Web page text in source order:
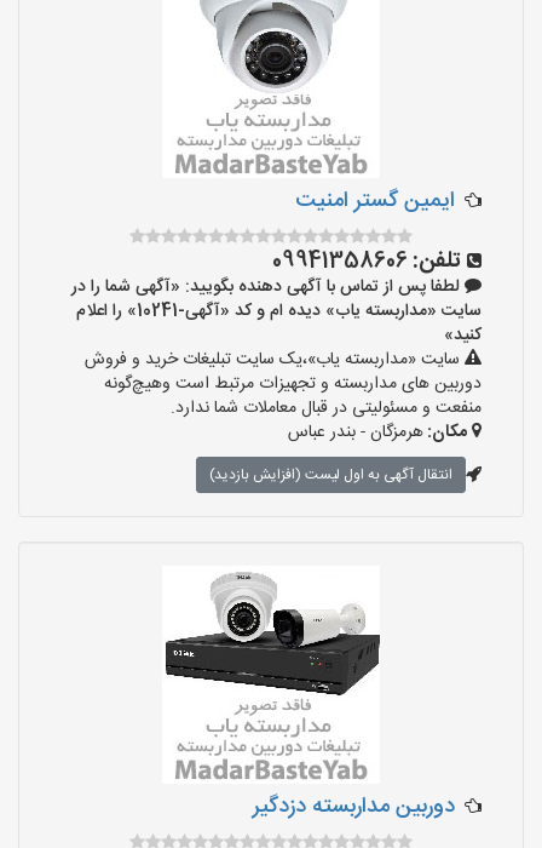
ایمین گستر امنیت
تلفن: 09941358606
لطفا پس از تماس با آگهی دهنده بگویید: «آگهی شما را در
سایت «مداربسته یاب» دیده ام و کد «آگهی-10241» را اعلام
کنید»
سایت «مداربسته یاب»،یک سایت تبلیغات خرید و فروش
دوربین های مداربسته و تجهیزات مرتبط است وهیچ‌گونه
منفعت و مسئولیتی در قبال معاملات شما ندارد.
مکان:هرمزگان - بندر عباس
انتقال آگهی به اول لیست (افزایش بازدید)
دوربین مداربسته دزدگیر